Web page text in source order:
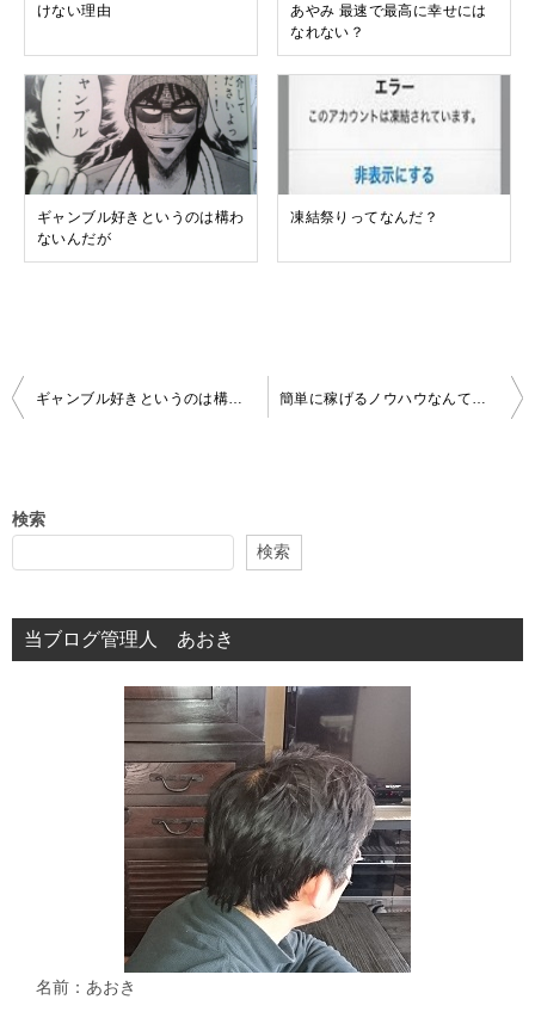
けない理由
あやみ 最速で最高に幸せには
なれない？
ギャンブル好きというのは構わ
ないんだが
凍結祭りってなんだ？
投
ビ
シ
ョ
検索
検索
当ブログ管理人 あおき
名前：あおき